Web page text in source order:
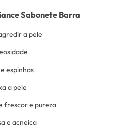
Sabonete Barra
a pele
espinhas
a pele
frescor e pureza
e acneica